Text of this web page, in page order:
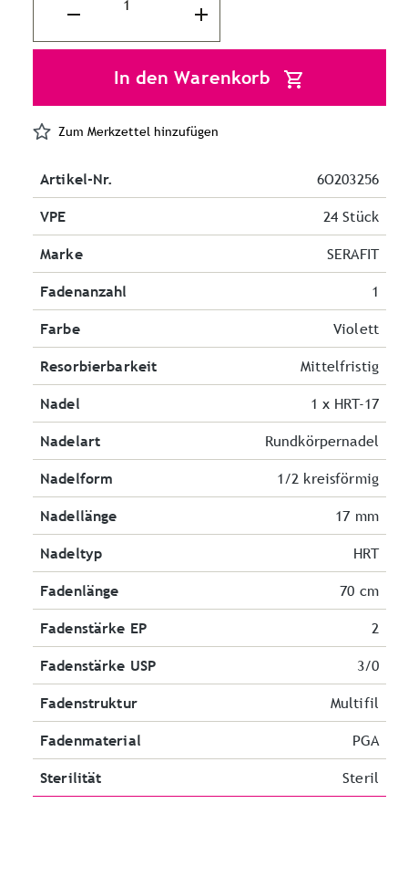
In den Warenkorb
Zum Merkzettel hinzufügen
Artikel-Nr. 6O203256
VPE 24 Stück
Marke SERAFIT
Fadenanzahl 1
Farbe Violett
Resorbierbarkeit Mittelfristig
Nadel 1 x HRT-17
Nadelart Rundkörpernadel
Nadelform 1/2 kreisförmig
Nadellänge 17 mm
Nadeltyp HRT
Fadenlänge 70 cm
Fadenstärke EP 2
Fadenstärke USP 3/0
Fadenstruktur Multifil
Fadenmaterial PGA
Sterilität Steril